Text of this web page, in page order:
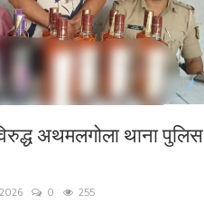
अथमलगोला थाना पुलिस
0 255